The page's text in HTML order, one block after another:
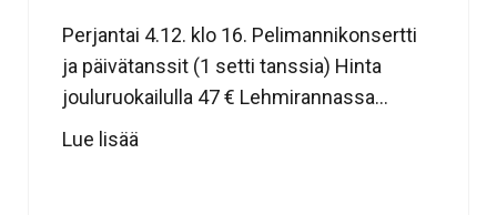
Perjantai 4.12. klo 16. Pelimannikonsertti
ja päivätanssit (1 setti tanssia) Hinta
jouluruokailulla 47 € Lehmirannassa...
Lue lisää